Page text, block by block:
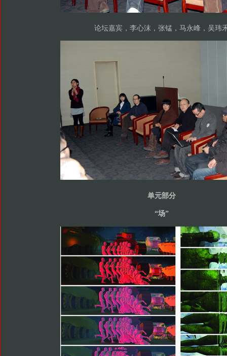
论坛嘉宾，李心沫，张锰，马永峰，吴玮
单元部分
“场”